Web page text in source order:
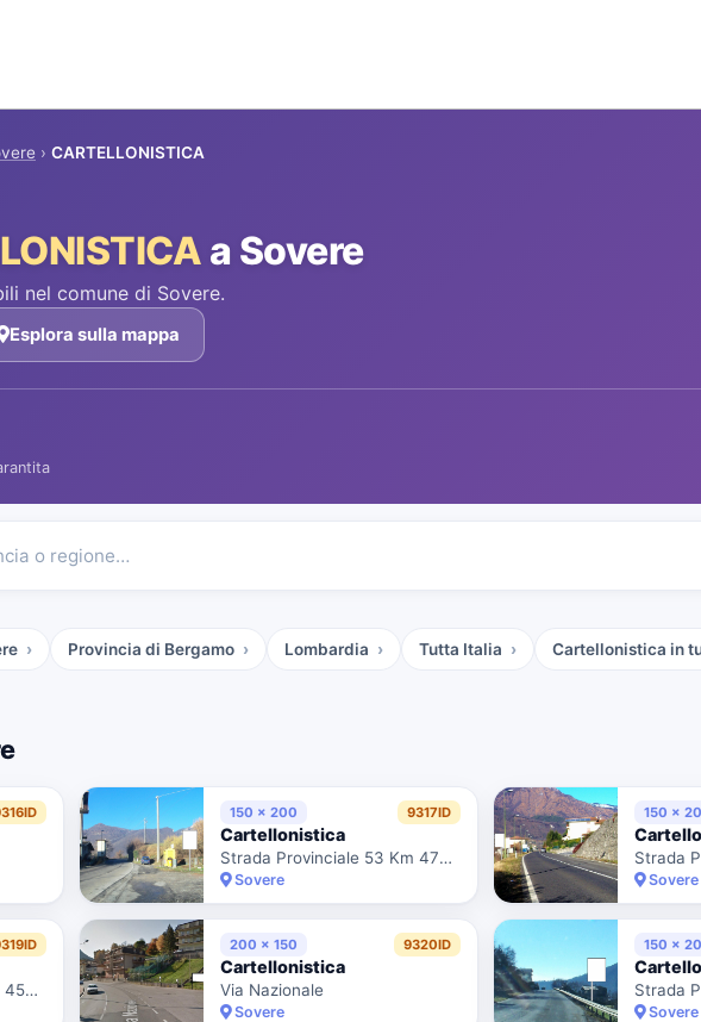
› CARTELLONISTICA
a Sovere
nel comune di Sovere.
Esplora sulla mappa
o regione…
Provincia di Bergamo Lombardia Tutta Italia Cartellonistica in
150 x 200 9317ID
Cartellonistica
Strada Provinciale 53 Km 47+290 Sx
Sovere
150 x
Sovere
Strada Provinciale 53 Km 45+685 Dx
200 x 150 9320ID
Cartellonistica
Via Nazionale
Sovere
150 x
Sovere